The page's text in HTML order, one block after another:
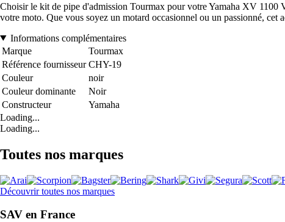
Choisir le kit de pipe d'admission Tourmax pour votre Yamaha XV 1100
votre moto. Que vous soyez un motard occasionnel ou un passionné, cet
Informations complémentaires
Marque
Tourmax
Référence fournisseur CHY-19
Couleur
noir
Couleur dominante
Noir
Constructeur
Yamaha
Loading...
Loading...
Toutes nos marques
Découvrir toutes nos marques
SAV en France